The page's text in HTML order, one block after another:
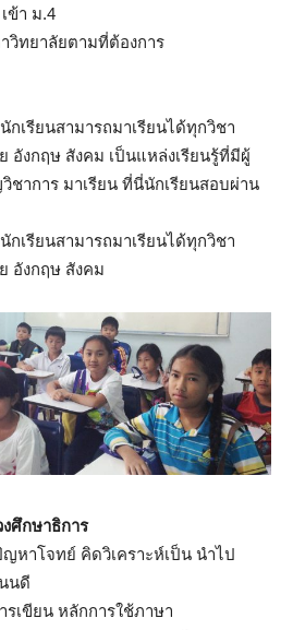
ข้า ม.4
วิทยาลัยตามที่ต้องการ
กเรียนสามารถมาเรียนได้ทุกวิชา
อังกฤษ สังคม เป็นแหล่งเรียนรู้ที่มีผู้
ชาการ มาเรียน ที่นี่นักเรียนสอบผ่าน
กเรียนสามารถมาเรียนได้ทุกวิชา
อังกฤษ สังคม
ศึกษาธิการ
หาโจทย์ คิดวิเคราะห์เป็น นำไป
นดี
รเขียน หลักการใช้ภาษา